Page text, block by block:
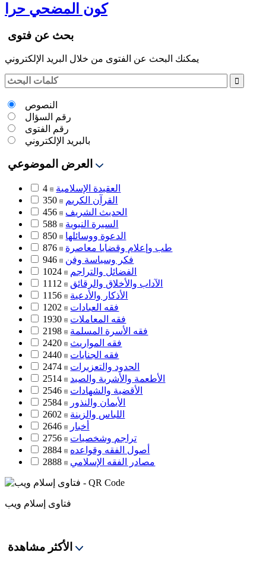
كون المضحي حرا
بحث عن فتوى
يمكنك البحث عن الفتوى من خلال البريد الإلكتروني
النصوص
رقم السؤال
رقم الفتوى
بالبريد الإلكتروني
العقيدة الإسلامية
القرآن الكريم
الحديث الشريف
السيرة النبوية
الدعوة ووسائلها
طب وإعلام وقضايا معاصرة
فكر وسياسة وفن
الفضائل والتراجم
الآداب والأخلاق والرقائق
الأذكار والأدعية
فقه العبادات
فقه المعاملات
فقه الأسرة المسلمة
فقه المواريث
فقه الجنايات
الحدود والتعزيرات
الأطعمة والأشربة والصيد
الأقضية والشهادات
الأيمان والنذور
اللباس والزينة
أخبار
تراجم وشخصيات
أصول الفقه وقواعده
مصادر الفقه الإسلامي
فتاوى إسلام ويب